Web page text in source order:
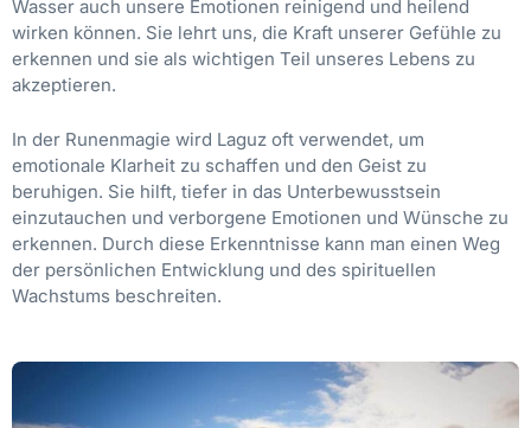
Wasser auch unsere Emotionen reinigend und heilend
wirken können. Sie lehrt uns, die Kraft unserer Gefühle zu
erkennen und sie als wichtigen Teil unseres Lebens zu
akzeptieren.
In der Runenmagie wird Laguz oft verwendet, um
emotionale Klarheit zu schaffen und den Geist zu
beruhigen. Sie hilft, tiefer in das Unterbewusstsein
einzutauchen und verborgene Emotionen und Wünsche zu
erkennen. Durch diese Erkenntnisse kann man einen Weg
der persönlichen Entwicklung und des spirituellen
Wachstums beschreiten.